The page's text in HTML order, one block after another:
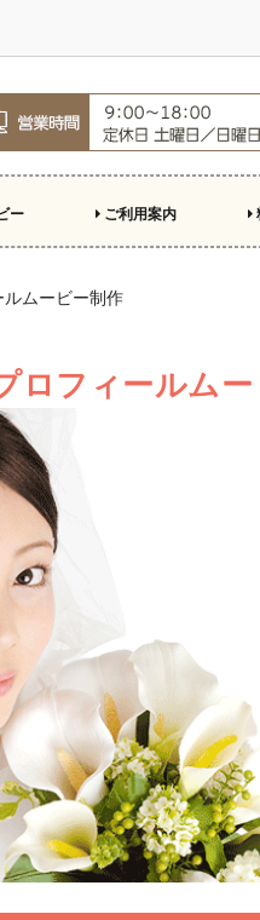
ー ご利用案内
ムービー制作
ロフィールム